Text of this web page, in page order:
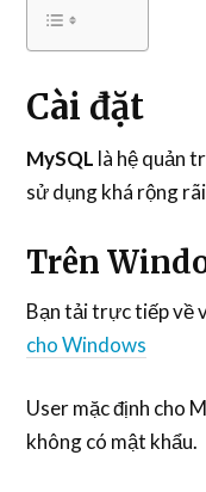
Cài đặt
MySQL là hệ quản
sử dụng khá rộng
Trên
Bạn tải trực tiếp về
cho Windows
User mặc định cho
không có mật khẩu.